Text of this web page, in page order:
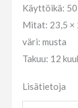
Käyttöikä:
Mitat: 23,5 ×
väri: musta
Takuu: 12
Lisätietoja